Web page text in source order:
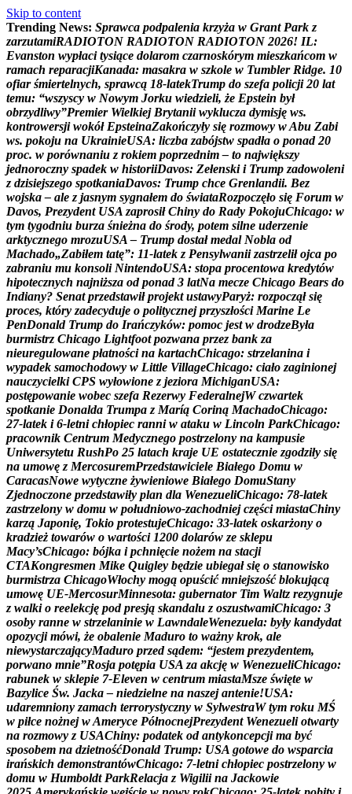
Skip to content
Trending News: Sprawca podpalenia krzyża w Grant Park z
zarzutamiRADIOTON RADIOTON RADIOTON 2026! IL:
Evanston wypłaci tysiące dolarom czarnoskórym mieszkańcom w
ramach reparacjiKanada: masakra w szkole w Tumbler Ridge. 10
ofiar śmiertelnych, sprawcą 18-latekTrump do szefa policji 20 lat
temu: “wszyscy w Nowym Jorku wiedzieli, że Epstein był
obrzydliwy”Premier Wielkiej Brytanii wyklucza dymisję ws.
kontrowersji wokół EpsteinaZakończyły się rozmowy wAbu Zabi
ws. pokoju na UkrainieUSA: liczba zabójstw spadła o ponad 20
proc. w porównaniu z rokiem poprzednim – to największy
jednoroczny spadek w historiiDavos: Zełenski i Trump zadowoleni
z dzisiejszego spotkaniaDavos: Trump chce Grenlandii. Bez
wojska – ale z jasnym sygnałem do świataRozpoczęło się Forum w
Davos, Prezydent USA zaprosił Chiny do Rady PokojuChicago: w
tym tygodniu burza śnieżna do środy, potem silne uderzenie
arktycznego mrozuUSA – Trump dostał medal Nobla od
Machado„Zabiłem tatę”: 11-latek z Pensylwanii zastrzelił ojca po
zabraniu mu konsoli NintendoUSA: stopa procentowa kredytów
hipotecznych najniższa od ponad 3 latNa mecze Chicago Bears do
Indiany? Senat przedstawił projekt ustawyParyż: rozpoczął się
proces, który zadecyduje o politycznej przyszłości Marine Le
PenDonald Trump do Irańczyków: pomoc jest w drodzeByła
burmistrz Chicago Lightfoot pozwana przez bank za
nieuregulowane płatności na kartachChicago: strzelanina i
wypadek samochodowy w Little VillageChicago: ciało zaginionej
nauczycielki CPS wyłowione z jeziora MichiganUSA:
postępowanie wobec szefa Rezerwy FederalnejW czwartek
spotkanie Donalda Trumpa z Maríą Coriną MachadoChicago:
27-latek i 6-letni chłopiec ranni w ataku w Lincoln ParkChicago:
pracownik Centrum Medycznego postrzelony na kampusie
Uniwersytetu RushPo 25 latach kraje UE ostatecznie zgodziły się
na umowę z MercosuremPrzedstawiciele Białego Domu w
CaracasNowe wytyczne żywieniowe Białego DomuStany
Zjednoczone przedstawiły plan dla WenezueliChicago: 78-latek
zastrzelony w domu w południowo-zachodniej części miastaChiny
karzą Japonię, Tokio protestujeChicago: 33-latek oskarżony o
kradzież towarów o wartości 1200 dolarów ze sklepu
Macy’sChicago: bójka i pchnięcie nożem na stacji
CTAKongresmen Mike Quigley będzie ubiegał się o stanowisko
burmistrza ChicagoWłochy mogą opuścić mniejszość blokującą
umowę UE-MercosurMinnesota: gubernator Tim Waltz rezygnuje
z walki o reelekcję pod presją skandalu z oszustwamiChicago: 3
osoby ranne w strzelaninie w LawndaleWenezuela: były kandydat
opozycji mówi, że obalenie Maduro to ważny krok, ale
niewystarczającyMaduro przed sądem: “jestem prezydentem,
porwano mnie”Rosja potępia USA za akcję w WenezueliChicago:
rabunek w sklepie 7-Eleven w centrum miastaMsze święte w
Bazylice Św. Jacka – niedzielne na naszej antenie!USA:
udaremniony zamach terrorystyczny w SylwestraW tym roku MŚ
w piłce nożnej wAmeryce PółnocnejPrezydent Wenezueli otwarty
na rozmowy z USAChiny: podatek od antykoncepcji ma być
sposobem na dzietnośćDonald Trump: USA gotowe do wsparcia
irańskich demonstrantówChicago: 7-letni chłopiec postrzelony w
domu w Humboldt ParkRelacja z Wigilii na Jackowie